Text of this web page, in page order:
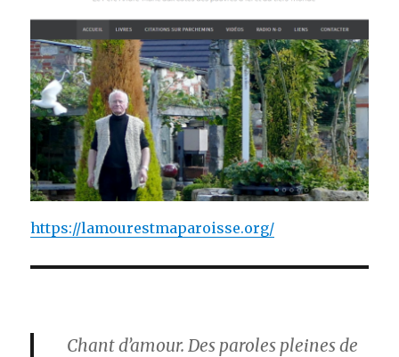
https://lamourestmaparoisse.org/
Chant d’amour. Des paroles pleines de